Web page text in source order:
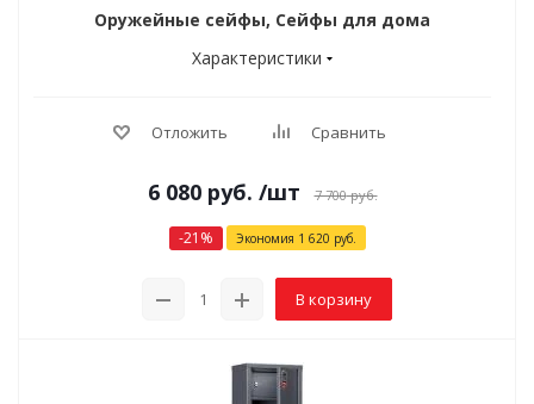
Оружейные сейфы, Сейфы для дома
Характеристики
Отложить Сравнить
6 080руб. /шт 7 700руб.
-21 % Экономия 1 620 руб.
В корзину